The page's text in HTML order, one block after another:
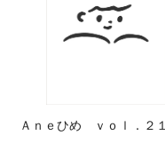
Ａｎｅひめ ｖｏｌ．２１